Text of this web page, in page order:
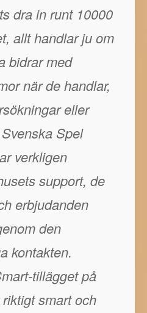
dra in runt 10000
allt handlar ju om
bidrar med
när de handlar,
eller
Spel
verkligen
support, de
erbjudanden
den
kontakten.
tillägget på
smart och